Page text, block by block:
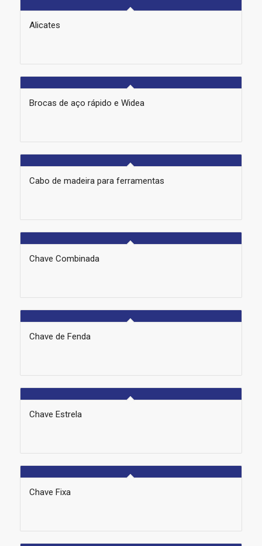
Alicates
Brocas de aço rápido e Widea
Cabo de madeira para ferramentas
Chave Combinada
Chave de Fenda
Chave Estrela
Chave Fixa